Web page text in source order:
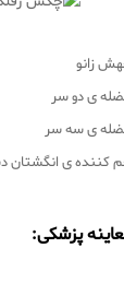
زانو
ی دو سر
ی سه سر
کننده ی
پزشکی: